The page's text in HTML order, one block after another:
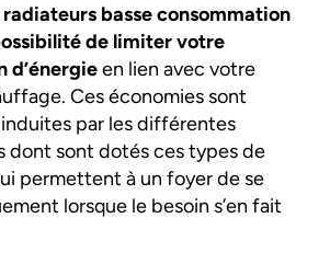
radiateurs basse consommation
de limiter votre
d’énergieen lien avec votre
Ces économies sont
par les différentes
dont sont dotés ces types de
permettent à un foyer de se
lorsque le besoin s’en fait